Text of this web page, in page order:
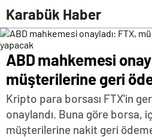
Karabük Haber
ABD mahkemesi
müşterilerine geri
Kripto para borsası FTX'in
onaylandı. Buna göre borsa,
müşterilerine nakit geri